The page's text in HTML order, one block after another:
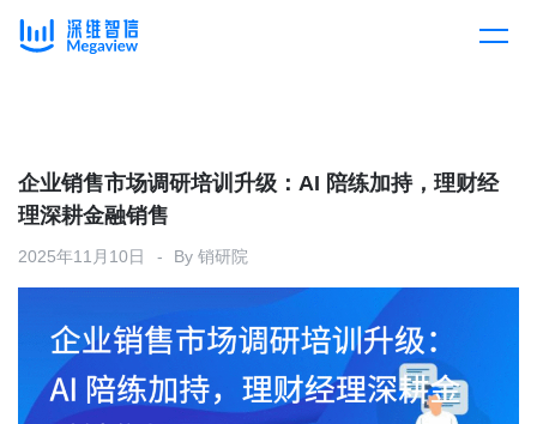
产品总览
产品集成
下载客户端
解决方案
按行业
消费医疗
客户案例
开放平台
定价
企业销售市场调研培训升级：AI 陪练加持，理财经
理深耕金融销售
2025年11月10日 By 销研院